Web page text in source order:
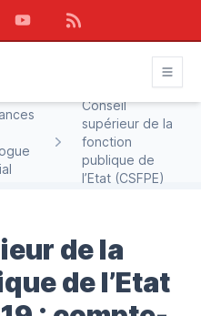
YoutubeRSS
Conseil
supérieur de la
fonction
publique de
l’Etat (CSFPE)
de la
de l’Etat